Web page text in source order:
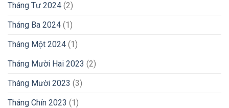
Tháng Tư 2024 (2)
Tháng Ba 2024 (1)
Tháng Một 2024 (1)
Tháng Mười Hai 2023 (2)
Tháng Mười 2023 (3)
Tháng Chín 2023 (1)